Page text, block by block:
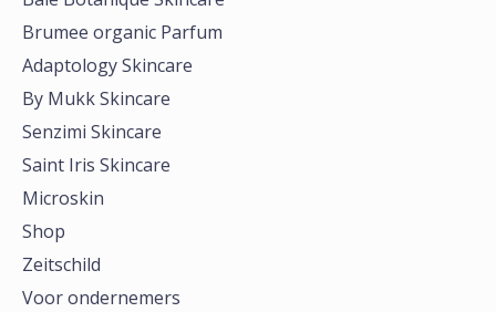
Brumee organic Parfum
Adaptology Skincare
By Mukk Skincare
Senzimi Skincare
Saint Iris Skincare
Microskin
Shop
Zeitschild
Voor ondernemers